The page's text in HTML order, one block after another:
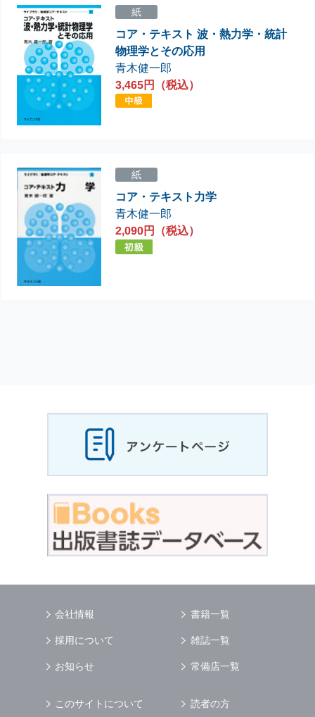
紙
コア・テキスト 波・熱力学・統計
物理学とその応用
青木健一郎
3,465円（税込）
紙
コア・テキスト力学
青木健一郎
2,090円（税込）
会社情報
採用について
お知らせ
書籍一覧
雑誌一覧
常備店一覧
このサイトについて 読者の方